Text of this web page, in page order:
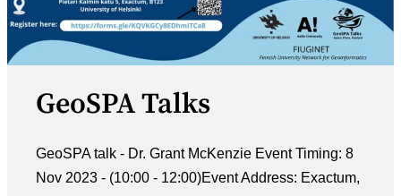
GeoSPA Talks
GeoSPA talk - Dr. Grant McKenzie Event Timing: 8
Nov 2023 - (10:00 - 12:00)Event Address: Exactum,